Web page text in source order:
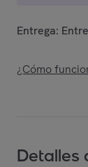
Entrega:
¿Cómo
Detalles